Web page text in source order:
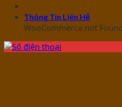
Thông Tin Liên Hệ
WooCommerce not